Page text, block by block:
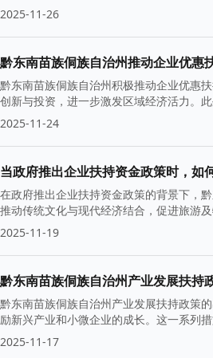
2025-11-26
黔东南苗族侗族自治州推动企业优惠
黔东南苗族侗族自治州积极推动企业优惠
创新与投资，进一步激发区域经济活力。
2025-11-24
当政府推出企业扶持资金政策时，如
在政府推出企业扶持资金政策的背景下，
推动传统文化与现代经济结合，促进旅游
2025-11-19
黔东南苗族侗族自治州产业发展扶持
黔东南苗族侗族自治州产业发展扶持政策
励新兴产业和小微企业的成长。这一系列
2025-11-17